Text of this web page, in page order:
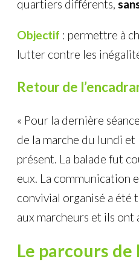
quartiers différents,
Objectif : permettre à
lutter contre les
Retour de
« Pour la dernière
de la marche du lundi
présent. La balade fut
eux. La communication
convivial organisé a été
aux marcheurs et ils ont
Le parcours de